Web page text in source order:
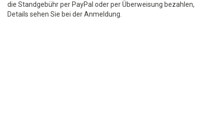
die Standgebühr per PayPal oder per Überweisung bezahlen,
Details sehen Sie bei der Anmeldung.